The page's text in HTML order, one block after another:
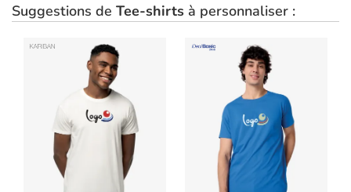
Suggestions de Tee-shirts à personnaliser :